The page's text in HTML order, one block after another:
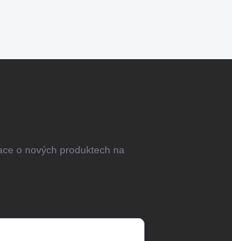
o nových produktech na